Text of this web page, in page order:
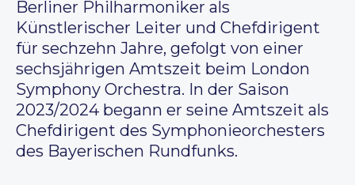
Berliner Philharmoniker als
Künstlerischer Leiter und Chefdirigent
für sechzehn Jahre, gefolgt von einer
sechsjährigen Amtszeit beim London
Symphony Orchestra. In der Saison
2023/2024 begann er seine Amtszeit als
Chefdirigent des Symphonieorchesters
des Bayerischen Rundfunks.